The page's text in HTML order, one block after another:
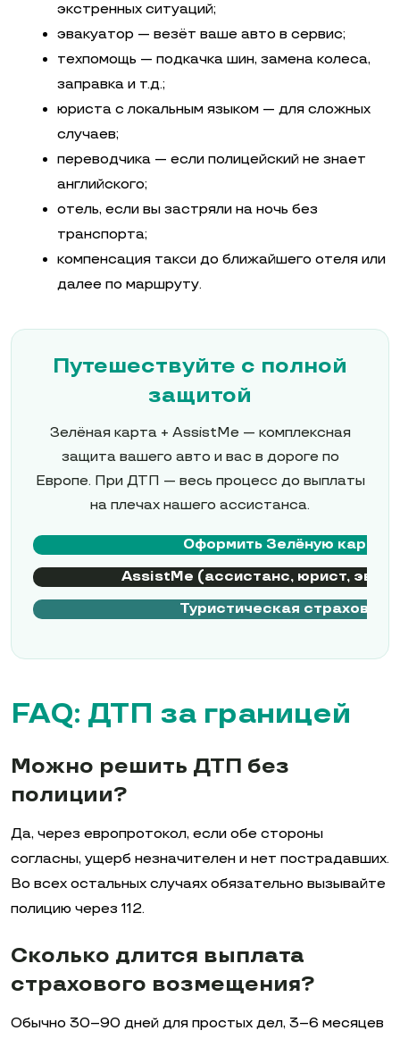
экстренных ситуаций;
эвакуатор — везёт ваше авто в сервис;
техпомощь — подкачка шин, замена колеса,
заправка и т.д.;
юриста с локальным языком — для сложных
случаев;
переводчика — если полицейский не знает
английского;
отель, если вы застряли на ночь без
транспорта;
компенсация такси до ближайшего отеля или
далее по маршруту.
Путешествуйте с полной
защитой
Зелёная карта + AssistMe — комплексная
защита вашего авто и вас в дороге по
Европе. При ДТП — весь процесс до выплаты
на плечах нашего ассистанса.
Оформить Зелёную карту
AssistMe (ассистанс, юрист,
Туристическая страховка
FAQ: ДТП за границей
Можно решить ДТП без
полиции?
Да, через европротокол, если обе стороны
согласны, ущерб незначителен и нет пострадавших.
Во всех остальных случаях обязательно вызывайте
полицию через 112.
Сколько длится выплата
страхового возмещения?
Обычно 30–90 дней для простых дел, 3–6 месяцев